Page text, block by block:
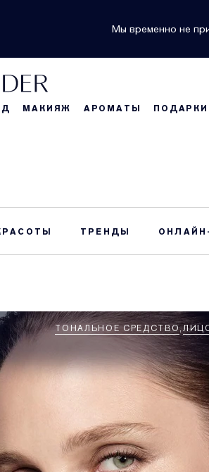
Мы временно не
МАКИЯЖ АРОМАТЫ ПОДАРКИ
ТРЕНДЫ
ТОНАЛЬНОЕ СРЕДСТВО